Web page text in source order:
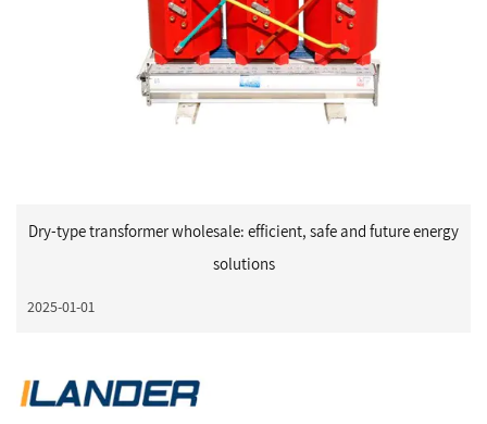
Dry-type transformer wholesale: efficient, safe and future energy
solutions
2025-01-01